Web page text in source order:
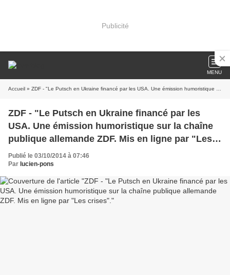
Publicité
MENU
Accueil » ZDF - "Le Putsch en Ukraine financé par les USA. Une émission humoristique sur la chaîne publique allemande ZDF. Mis en ligne par "Les crises".
ZDF - "Le Putsch en Ukraine financé par les
USA. Une émission humoristique sur la chaîne
publique allemande ZDF. Mis en ligne par "Les
crises".
Publié le 03/10/2014 à 07:46
Par lucien-pons